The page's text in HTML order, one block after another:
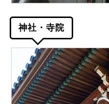
神社・寺院